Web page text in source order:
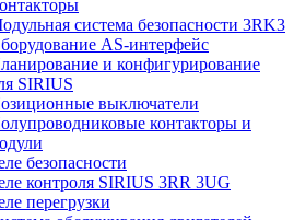
система безопасности 3RK3
AS-интерфейс
и конфигурирование
SIRIUS
выключатели
контакторы и
безопасности
контроля SIRIUS 3RR 3UG
перегрузки